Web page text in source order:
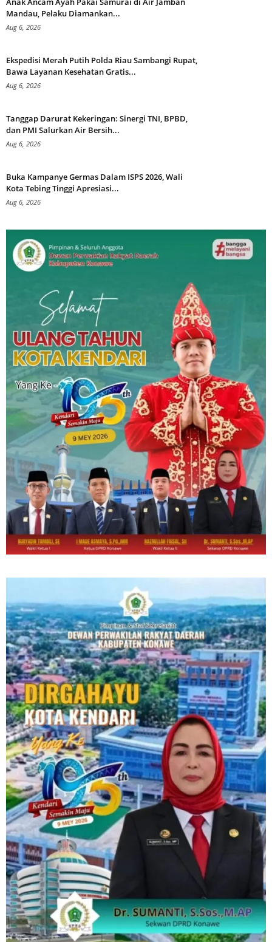
Mandau, Pelaku Diamankan...
Aug 6, 2026
Ekspedisi Merah Putih Polda Riau Sambangi Rupat,
Bawa Layanan Kesehatan Gratis...
Aug 6, 2026
Tanggap Darurat Kekeringan: Sinergi TNI, BPBD,
dan PMI Salurkan Air Bersih...
Aug 6, 2026
Buka Kampanye Germas Dalam ISPS 2026, Wali
Kota Tebing Tinggi Apresiasi...
Aug 6, 2026